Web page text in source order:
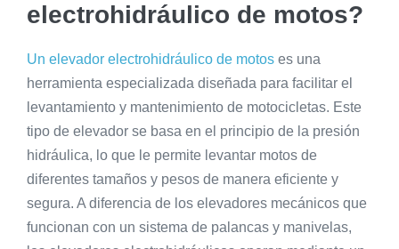
electrohidráulico de motos?
Un elevador electrohidráulico de motos es una
herramienta especializada diseñada para facilitar el
levantamiento y mantenimiento de motocicletas. Este
tipo de elevador se basa en el principio de la presión
hidráulica, lo que le permite levantar motos de
diferentes tamaños y pesos de manera eficiente y
segura. A diferencia de los elevadores mecánicos que
funcionan con un sistema de palancas y manivelas,